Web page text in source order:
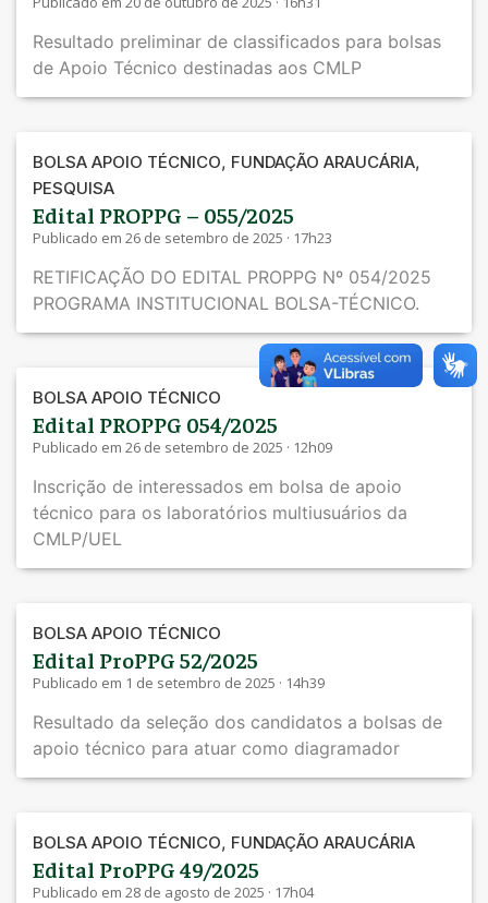
Resultado preliminar de classificados para bolsas
de Apoio Técnico destinadas aos CMLP
BOLSA APOIO TÉCNICO, FUNDAÇÃO ARAUCÁRIA,
PESQUISA
Edital PROPPG – 055/2025
Publicado em 26 de setembro de 2025 · 17h23
RETIFICAÇÃO DO EDITAL PROPPG Nº 054/2025
PROGRAMA INSTITUCIONAL BOLSA-TÉCNICO.
BOLSA APOIO TÉCNICO
Edital PROPPG 054/2025
Publicado em 26 de setembro de 2025 · 12h09
Inscrição de interessados em bolsa de apoio
técnico para os laboratórios multiusuários da
CMLP/UEL
BOLSA APOIO TÉCNICO
Edital ProPPG 52/2025
Publicado em 1 de setembro de 2025 · 14h39
Resultado da seleção dos candidatos a bolsas de
apoio técnico para atuar como diagramador
BOLSA APOIO TÉCNICO, FUNDAÇÃO ARAUCÁRIA
Edital ProPPG 49/2025
Publicado em 28 de agosto de 2025 · 17h04